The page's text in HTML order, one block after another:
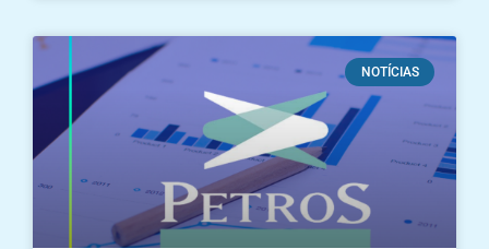
NOTÍCIAS